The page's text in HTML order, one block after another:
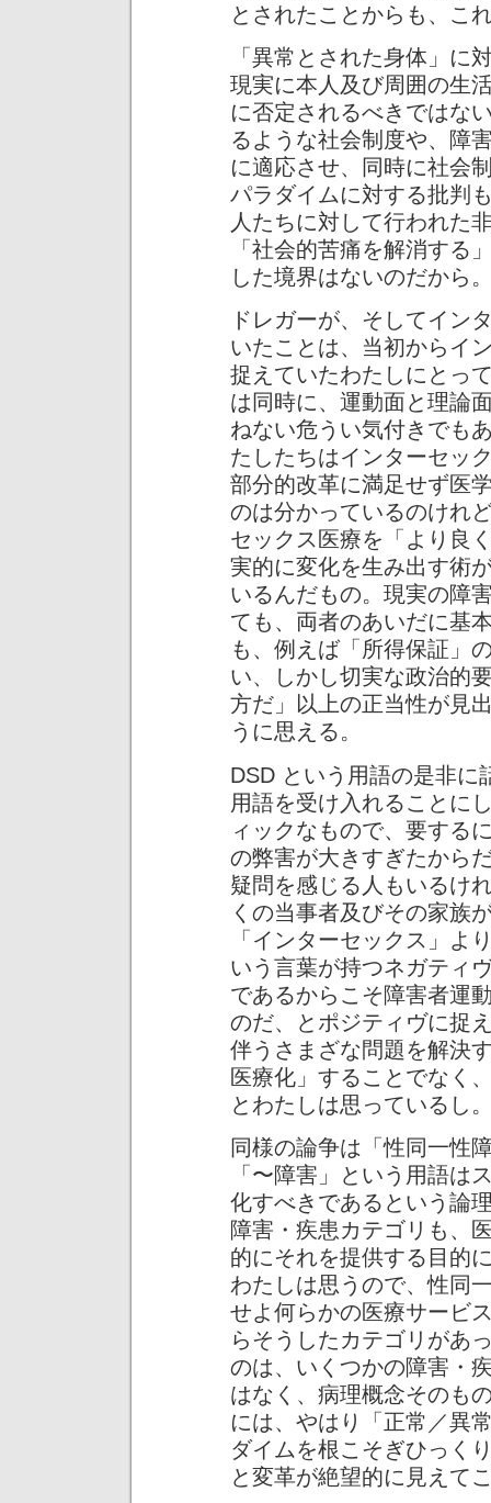
とされたことからも、こ
「異常とされた身体」に
現実に本人及び周囲の生
に否定されるべきではな
るような社会制度や、障
に適応させ、同時に社会
パラダイムに対する批判
人たちに対して行われた
「社会的苦痛を解消する
した境界はないのだから
ドレガーが、そしてイン
いたことは、当初からイ
捉えていたわたしにとっ
は同時に、運動面と理論
ねない危うい気付きでも
たしたちはインターセッ
部分的改革に満足せず医
のは分かっているのけれ
セックス医療を「より良
実的に変化を生み出す術
いるんだもの。現実の障
ても、両者のあいだに基
も、例えば「所得保証」
い、しかし切実な政治的
方だ」以上の正当性が見
うに思える。
DSD という用語の是非に
用語を受け入れることに
ィックなもので、要する
の弊害が大きすぎたから
疑問を感じる人もいるけ
くの当事者及びその家族
「インターセックス」よ
いう言葉が持つネガティ
であるからこそ障害者運
のだ、とポジティヴに捉
伴うさまざな問題を解決
医療化」することでなく
とわたしは思っているし
同様の論争は「性同一性
「〜障害」という用語は
化すべきであるという論
障害・疾患カテゴリも、
的にそれを提供する目的
わたしは思うので、性同
せよ何らかの医療サービ
らそうしたカテゴリがあ
のは、いくつかの障害・
はなく、病理概念そのも
には、やはり「正常／異
ダイムを根こそぎひっく
と変革が絶望的に見えて